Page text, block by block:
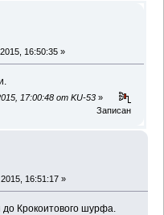
16:50:35 »
17:00:48 от KU-53 »
Записан
16:51:17 »
Крокоитового шурфа.